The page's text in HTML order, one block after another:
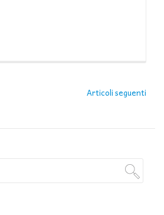
Articoli seguenti